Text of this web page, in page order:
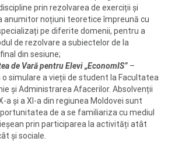
prin rezolvarea de exerciții și
anumitor noțiuni teoretice împreună cu
pe diferite domenii, pentru a
de rezolvare a subiectelor de la
din sesiune;
de Vară pentru Elevi „EconomIS” –
simulare a vieții de student la Facultatea
și Administrarea Afacerilor. Absolvenții
a și a XI-a din regiunea Moldovei sunt
de a se familiariza cu mediul
prin participarea la activități atât
și sociale.